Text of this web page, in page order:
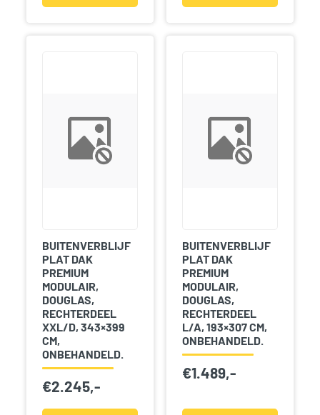
BUITENVERBLIJF
PLAT DAK
PREMIUM
MODULAIR,
DOUGLAS,
RECHTERDEEL
XXL/D, 343×399
CM,
ONBEHANDELD.
€2.245,-
BUITENVERBLIJF
PLAT DAK
PREMIUM
MODULAIR,
DOUGLAS,
RECHTERDEEL
L/A, 193×307 CM,
ONBEHANDELD.
€1.489,-